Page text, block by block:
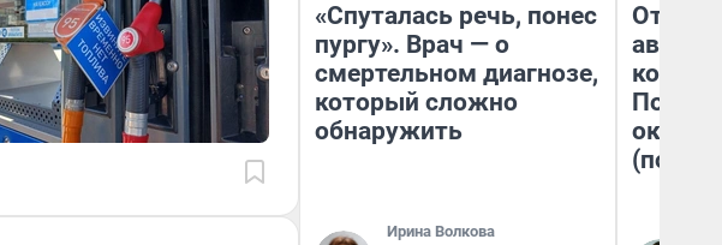
«Спуталась речь, понес
пургу». Врач — о
смертельном диагнозе,
который сложно
обнаружить
Ирина Волкова
От
(почти